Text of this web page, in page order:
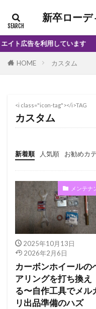
新卒ローデ
広告を利用しています
HOME カスタム
<i class="icon-tag"></i>TAG
カスタム
新着順 人気順 お勧めカ
インプレ
メンテナ
2025年10月13日
2026年2月6日
カーボンホイールの
アリングを打ち換え
る〜自作工具でメル
リ出品準備のハズ